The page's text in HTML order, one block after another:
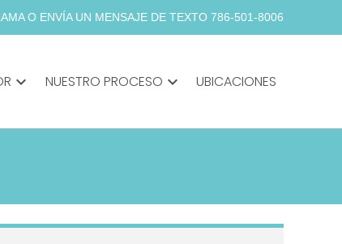
O ENVÍA UN MENSAJE DE TEXTO 786-501-8006
expand_more NUESTRO PROCESO expand_more UBICACIONES